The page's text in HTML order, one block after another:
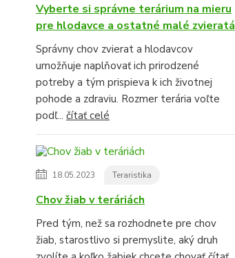
Vyberte si správne terárium na mieru
pre hlodavce a ostatné malé zvieratá
Správny chov zvierat a hlodavcov
umožňuje naplňovať ich prirodzené
potreby a tým prispieva k ich životnej
pohode a zdraviu. Rozmer terária voľte
podľ... čítať celé
18.05.2023 Teraristika
Chov žiab v teráriách
Pred tým, než sa rozhodnete pre chov
žiab, starostlivo si premyslite, aký druh